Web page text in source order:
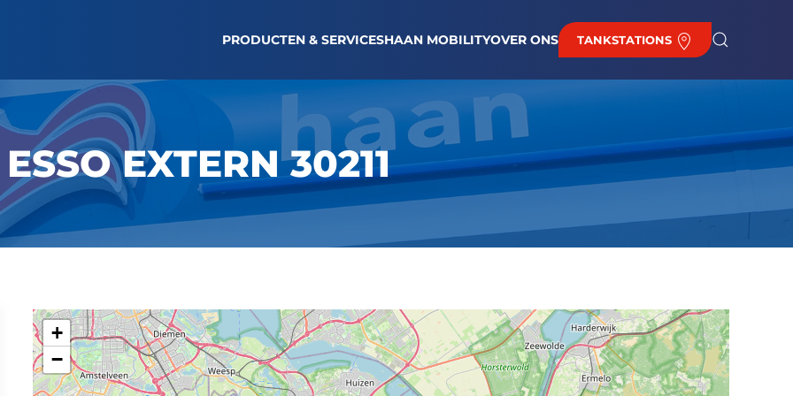
PRODUCTEN & SERVICESHAAN MOBILITYOVER ONS TANKSTATIONS
ESSO EXTERN 30211
+
−